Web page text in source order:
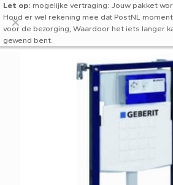
Let op: mogelijke vertraging: Jouw pakket
Houd er wel rekening mee dat PostNL
voor de bezorging, Waardoor het iets langer
gewend bent.
✕